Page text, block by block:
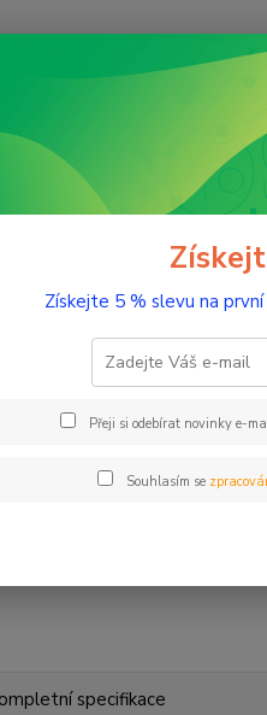
Aromaterapie Testery
2 ml
specifikace
Získejte 5 % slevu na
Přeji si odebírat novinky e-
Souhlasím se